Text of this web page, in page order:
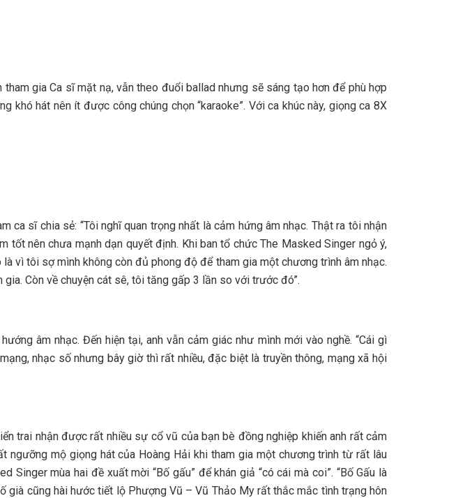
gia Ca sĩ mặt nạ, vẫn theo đuổi ballad nhưng sẽ sáng tạo hơn để phù hợp
khó hát nên ít được công chúng chọn “karaoke”. Với ca khúc này, giọng ca 8X
sĩ chia sẻ: “Tôi nghĩ quan trọng nhất là cảm hứng âm nhạc. Thật ra tôi nhận
nên chưa mạnh dạn quyết định. Khi ban tổ chức The Masked Singer ngỏ ý,
vì tôi sợ mình không còn đủ phong độ để tham gia một chương trình âm nhạc.
Còn về chuyện cát sê, tôi tăng gấp 3 lần so với trước đó”.
âm nhạc. Đến hiện tại, anh vẫn cảm giác như mình mới vào nghề. “Cái gì
nhạc số nhưng bây giờ thì rất nhiều, đặc biệt là truyền thông, mạng xã hội
trai nhận được rất nhiều sự cổ vũ của bạn bè đồng nghiệp khiến anh rất cảm
ngưỡng mộ giọng hát của Hoàng Hải khi tham gia một chương trình từ rất lâu
mùa hai đề xuất mời “Bố gấu” để khán giả “có cái mà coi”. “Bố Gấu là
già cũng hài hước tiết lộ Phượng Vũ – Vũ Thảo My rất thắc mắc tình trạng hôn